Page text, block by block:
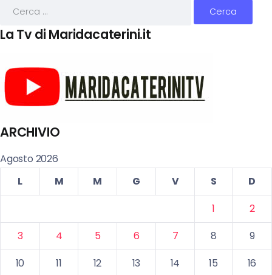
La Tv di Maridacaterini.it
ARCHIVIO
Agosto 2026
L
M M G V S
D
1
2
3
4 5 6 7 8
9
10
11 12 13 14 15
16